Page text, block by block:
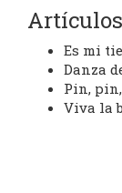
Es mi
Danza
Pin,
Viva la